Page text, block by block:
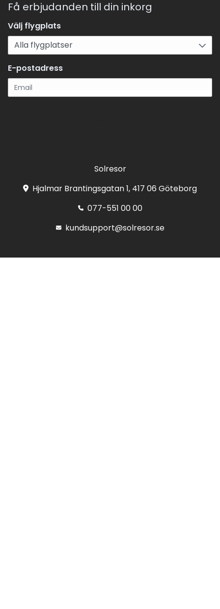
Få erbjudanden till din inkorg
Välj flygplats
E-postadress
Solresor
Hjalmar Brantingsgatan 1, 417 06 Göteborg
077-551 00 00
kundsupport@solresor.se